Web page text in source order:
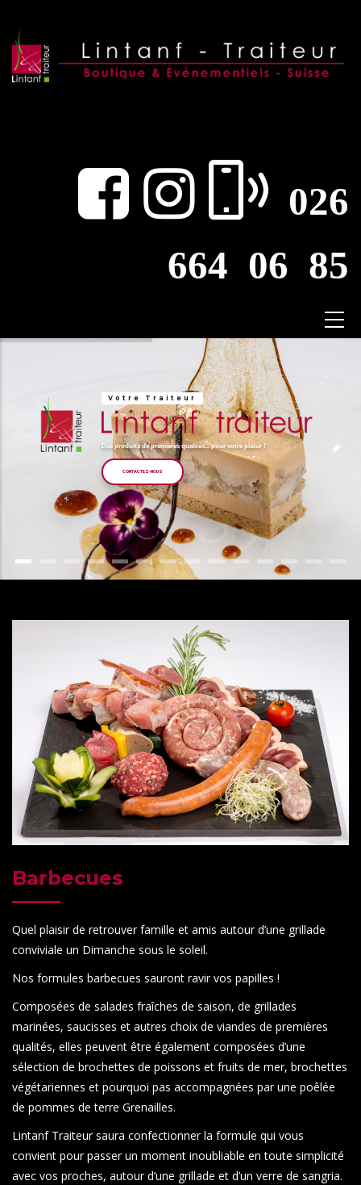
026
664 06 85
Votre Traiteur
Des produits de premières qualités... pour votre plaisir !
CONTACTEZ-NOUS
Barbecues
Quel plaisir de retrouver famille et amis autour d’une grillade
conviviale un Dimanche sous le soleil.
Nos formules barbecues sauront ravir vos papilles !
Composées de salades fraîches de saison, de grillades
marinées, saucisses et autres choix de viandes de premières
qualités, elles peuvent être également composées d’une
sélection de brochettes de poissons et fruits de mer, brochettes
végétariennes et pourquoi pas accompagnées par une poêlée
de pommes de terre Grenailles.
Lintanf Traiteur saura confectionner la formule qui vous
convient pour passer un moment inoubliable en toute simplicité
avec vos proches, autour d’une grillade et d’un verre de sangria.